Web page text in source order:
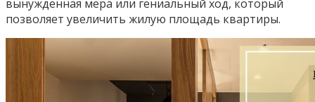
вынужденная мера или гениальный ход, который
позволяет увеличить жилую площадь квартиры.